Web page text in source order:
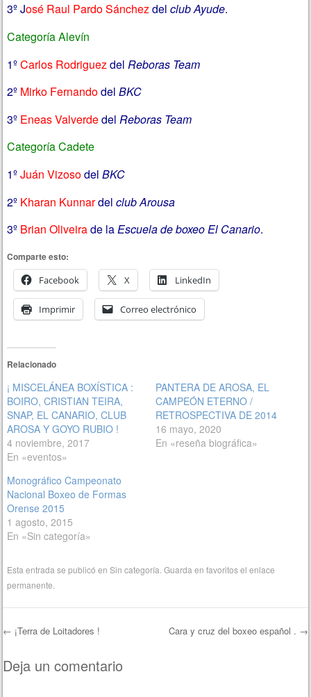
3º José Raul Pardo Sánchezdelclub Ayude.
Categoría Alevín
1ºCarlos RodriguezdelReboras Team
2º Mirko FernandodelBKC
3º Eneas ValverdedelReboras Team
Categoría Cadete
1ºJuán VizosodelBKC
2º Kharan Kunnardelclub Arousa
3º Brian Oliveirade laEscuela de boxeo El Canario.
Comparte esto:
Facebook
X LinkedIn
Imprimir Correo electrónico
Relacionado
¡ MISCELÁNEA BOXÍSTICA :
BOIRO, CRISTIAN TEIRA,
SNAP, EL CANARIO, CLUB
AROSA Y GOYO RUBIO !
4 noviembre, 2017
En «eventos»
PANTERA DE AROSA, EL
CAMPEÓN ETERNO /
RETROSPECTIVA DE 2014
16 mayo, 2020
En «reseña biográfica»
Monográfico Campeonato
Nacional Boxeo de Formas
Orense 2015
1 agosto, 2015
En «Sin categoría»
Esta entrada se publicó enSin categoría . Guarda en favoritos elenlace
permanente
Navegación de entradas
← ¡Terra de Loitadores ! Cara y cruz del boxeo español . →
Deja un comentario